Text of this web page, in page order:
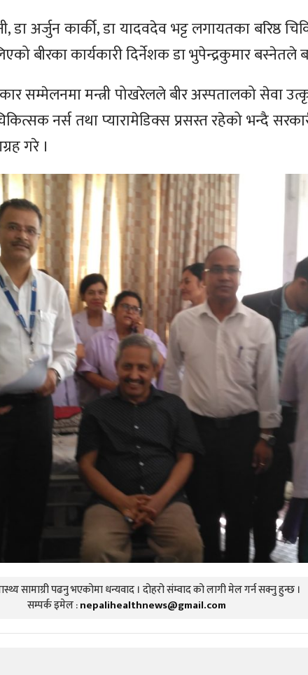
डा अर्जुन कार्की, डा यादवदेव भट्ट लगायतका बरिष्ठ
बीरका कार्यकारी दिर्नेशक डा भुपेन्द्रकुमार बस्नेतले
सम्मेलनमा मन्त्री पोखरेलले बीर अस्पतालको सेवा
नर्स तथा प्यारामेडिक्स प्रसस्त रहेको भन्दै
गरे ।
सामाग्री पढनु भएकोमा धन्यवाद । दोहरो संम्वाद को लागी मेल गर्न सक्नु हुन्छ ।
सम्पर्क इमेल :nepalihealthnews@gmail.com